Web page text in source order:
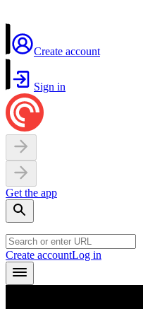
Create account
Sign in
Get the app
Create accountLog in